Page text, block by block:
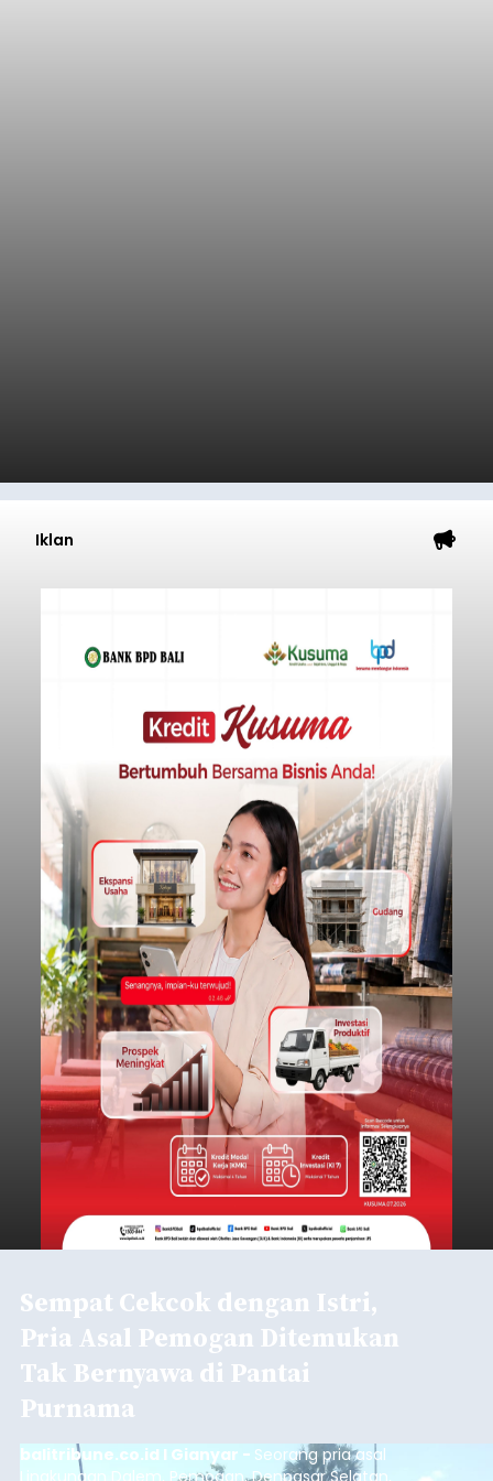
Iklan
Sempat Cekcok dengan Istri,
Pria Asal Pemogan Ditemukan
Tak Bernyawa di Pantai
Purnama
balitribune.co.id I Gianyar - Seorang pria asal